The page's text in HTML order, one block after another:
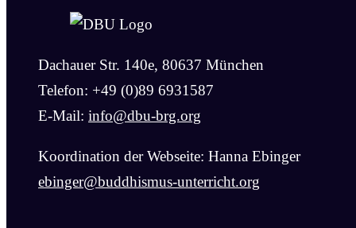
Dachauer Str. 140e, 80637 München
Telefon: +49 (0)89 6931587
E-Mail: info@dbu-brg.org
Koordination der Webseite: Hanna Ebinger
ebinger@buddhismus-unterricht.org